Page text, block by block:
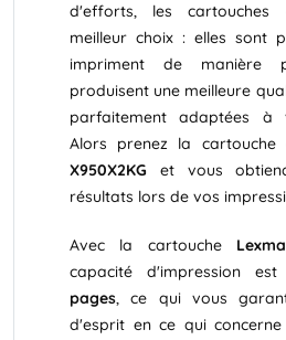
d'efforts, les
meilleur choix : elles sont
impriment de manière
produisent une meilleure
parfaitement adaptées à
Alors prenez la cartouche
X950X2KG et vous
résultats lors de vos
Avec la cartouche
capacité d'impression
pages, ce qui vous
d'esprit en ce qui